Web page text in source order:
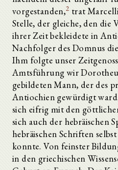
vorgestanden,2 trat
Stelle, der gleiche, den die
ihrer Zeit bekleidete in
Nachfolger des Domnus
Ihm folgte unser
Amtsführung wir
gebildeten Mann, der des
Antiochien gewürdigt
sich eifrig mit den
sich auch der hebräischen
hebräischen Schriften
konnte. Von feinster
in den griechischen